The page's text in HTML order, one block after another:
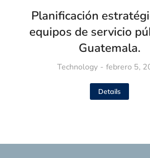
Planificación
equipos de servicio
Guatemala.
Technology febrero 5,
Details